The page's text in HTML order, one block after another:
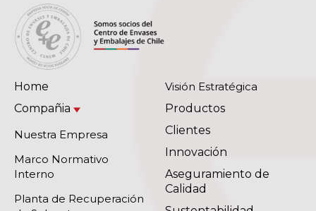
Home
Compañia
Nuestra Empresa
Marco Normativo
Interno
Planta de Recuperación
Visión Estratégica
Productos
Clientes
Innovación
Aseguramiento de
Calidad